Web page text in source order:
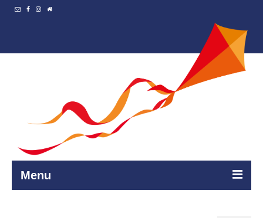
Menu